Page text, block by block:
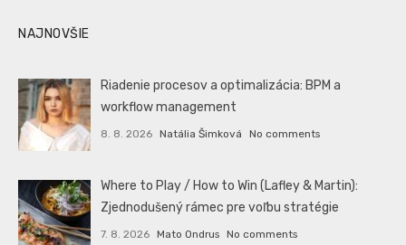
NAJNOVŠIE
Riadenie procesov a optimalizácia: BPM a
workflow management
8. 8. 2026 Natália Šimková No comments
Where to Play / How to Win (Lafley & Martin):
Zjednodušený rámec pre voľbu stratégie
7. 8. 2026 Mato Ondrus No comments